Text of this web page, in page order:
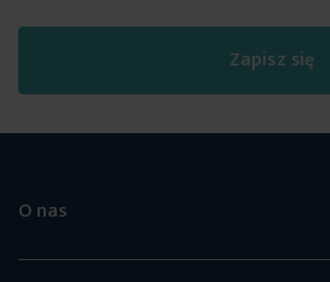
Zapisz się
O nas